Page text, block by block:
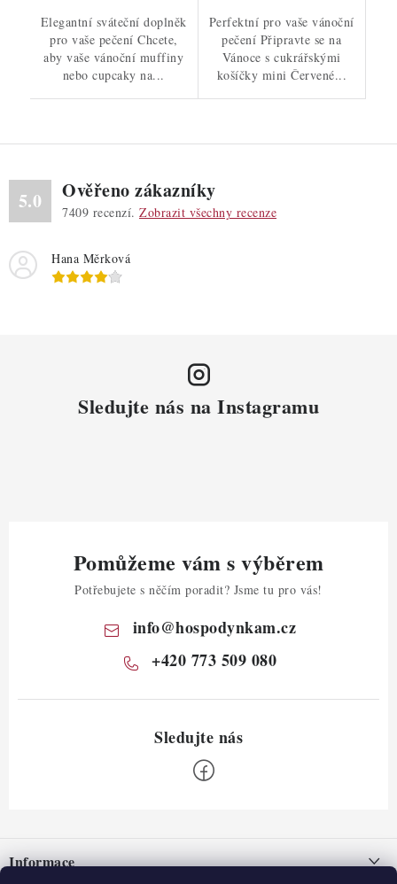
Elegantní sváteční doplněk
pro vaše pečení Chcete,
aby vaše vánoční muffiny
nebo cupcaky na...
Perfektní pro vaše vánoční
pečení Připravte se na
Vánoce s cukrářskými
košíčky mini Červené...
5.0 Ověřeno zákazníky
7409 recenzí. Zobrazit všechny recenze
Hana Měrková
Sledujte nás na Instagramu
Pomůžeme vám s výběrem
Potřebujete s něčím poradit? Jsme tu pro vás!
info@hospodynkam.cz
+420 773 509 080
pInformace